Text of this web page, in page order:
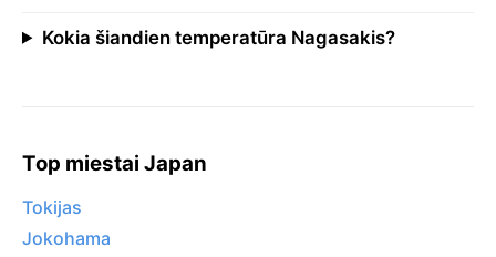
Kokia šiandien temperatūra Nagasakis?
Top miestai Japan
Tokijas
Jokohama